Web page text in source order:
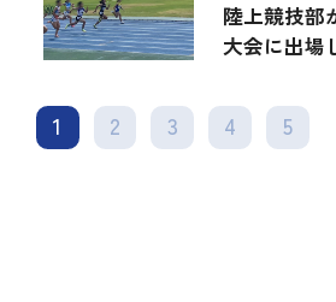
陸上競技部
大会に出場
1 2 3 4 5
次